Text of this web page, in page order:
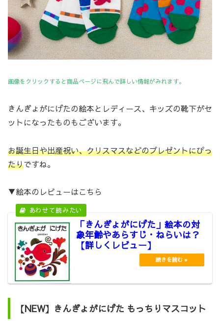
画像をクリックすると商品ページに飛んで詳しい情報がみれます。
きんぎょがにげたの絵本とレディース、キッズの靴下がセ
ットになったものもございます。
お誕生日や出産祝い、クリスマスなどのプレゼントにぴっ
たりですね。
▼絵本のレビューはこちら
「きんぎょがにげた」絵本の対
象年齢やあらすじ・ねらいは？
【詳しくレビュー】
【NEW】きんぎょがにげた もっちりマスコット